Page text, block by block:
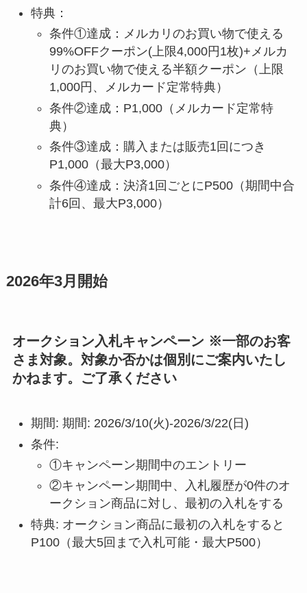
特典：
条件①達成：メルカリのお買い物で使える
99%OFFクーポン(上限4,000円1枚)+メルカ
リのお買い物で使える半額クーポン（上限
1,000円、メルカード定常特典）
条件②達成：P1,000（メルカード定常特
典）
条件③達成：購入または販売1回につき
P1,000（最大P3,000）
条件④達成：決済1回ごとにP500（期間中合
計6回、最大P3,000）
2026年3月開始
オークション入札キャンペーン ※一部のお客
さま対象。対象か否かは個別にご案内いたし
かねます。ご了承ください
期間: 期間: 2026/3/10(火)-2026/3/22(日)
条件:
①キャンペーン期間中のエントリー
②キャンペーン期間中、入札履歴が0件のオ
ークション商品に対し、最初の入札をする
特典: オークション商品に最初の入札をすると
P100（最大5回まで入札可能・最大P500）